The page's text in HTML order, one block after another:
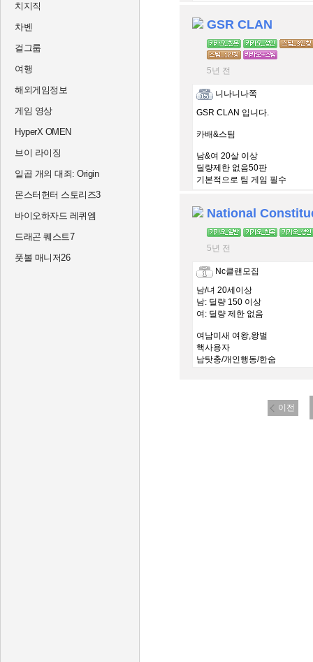
치지직
차벤
걸그룹
여행
해외게임정보
게임 영상
HyperX OMEN
브이 라이징
일곱 개의 대죄: Origin
몬스터헌터 스토리즈3
바이오하자드 레퀴엠
드래곤 퀘스트7
풋볼 매니저26
GSR CLAN
5년 전
니나니나쪽
GSR CLAN 입니다.
카배&스팀
남&여 20살 이상
딜량제한 없음50판
기본적으로 팀 게임 필수
National
5년 전
Nc클랜모집
남/녀 20세이상
남: 딜량 150 이상
여: 딜량 제한 없음
여남미새 여왕,왕벌
핵사용자
남탓충/개인행동/한숨
이전